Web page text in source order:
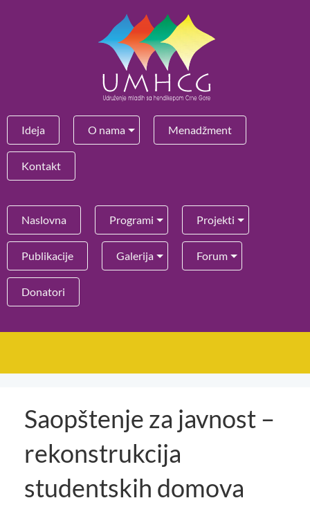
Ideja O nama Menadžment
Kontakt
Naslovna Programi Projekti
Publikacije Galerija Forum
Donatori
Saopštenje za javnost –
rekonstrukcija
studentskih domova